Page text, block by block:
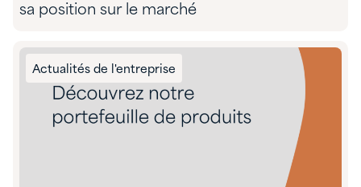
sa position sur le marché
Actualités de l'entreprise